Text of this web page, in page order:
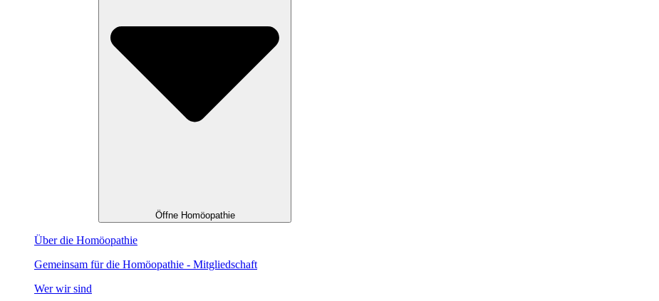
Öffne Homöopathie
Über die Homöopathie
Gemeinsam für die Homöopathie - Mitgliedschaft
Wer wir sind